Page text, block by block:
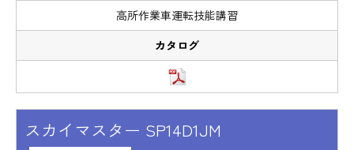
高所作業車運転技能講習
スカイマスター SP14D1JM